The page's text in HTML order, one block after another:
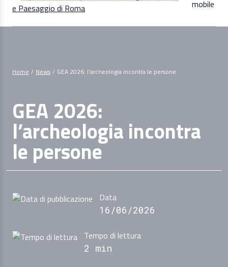
Home / News / GEA 2026: l’archeologia incontra le persone
GEA 2026:
l’archeologia incontra
le persone
Data
16/06/2026
Tempo di lettura
2 min